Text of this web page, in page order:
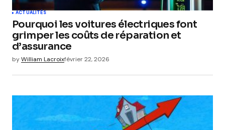
ACTUALITÉS
Pourquoi les voitures électriques font
grimper les coûts de réparation et
d’assurance
byWilliam Lacroixfévrier 22, 2026